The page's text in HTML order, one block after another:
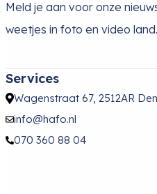
Meld je aan voor onze
weetjes in foto en video land.
Services
Wagenstraat 67, 2512AR
info@hafo.nl
070 360 88 04